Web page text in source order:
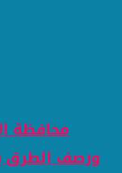
محافظة
ورصف الطرق